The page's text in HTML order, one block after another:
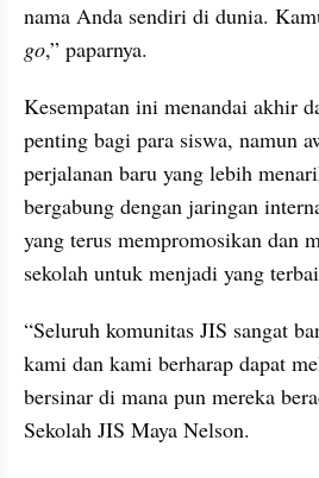
nama Anda sendiri di dunia.
go,” paparnya.
Kesempatan ini menandai akhir
penting bagi para siswa, namun
perjalanan baru yang lebih
bergabung dengan jaringan
yang terus mempromosikan dan
sekolah untuk menjadi yang
“Seluruh komunitas JIS sangat
kami dan kami berharap dapat
bersinar di mana pun mereka
Sekolah JIS Maya Nelson.